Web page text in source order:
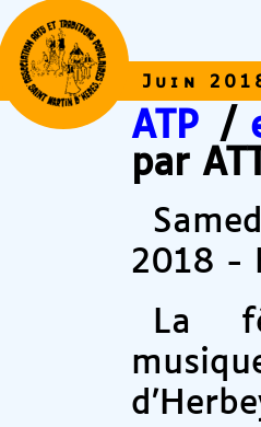
ATP /
par
Juin
2018 -
La